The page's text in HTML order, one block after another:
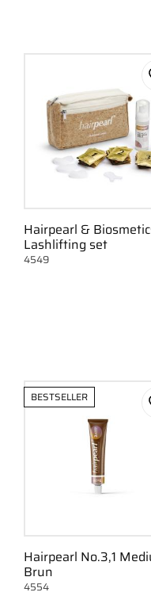
Hairpearl &
Lashlifting set
4549
Hairpearl No.3,1
Brun
4554
BESTSELLER